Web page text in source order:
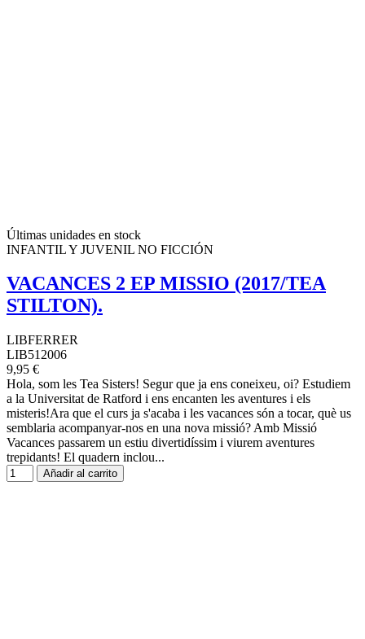
Últimas unidades en stock
INFANTIL Y JUVENIL NO FICCIÓN
VACANCES 2 EP MISSIO (2017/TEA
STILTON).
LIBFERRER
LIB512006
9,95 €
Hola, som les Tea Sisters! Segur que ja ens coneixeu, oi? Estudiem
a la Universitat de Ratford i ens encanten les aventures i els
misteris!Ara que el curs ja s'acaba i les vacances són a tocar, què us
semblaria acompanyar-nos en una nova missió? Amb Missió
Vacances passarem un estiu divertidíssim i viurem aventures
trepidants! El quadern inclou...
Añadir al carrito